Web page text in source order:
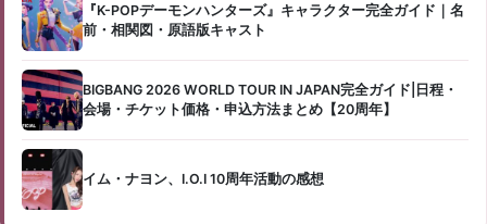
『K-POPデーモンハンターズ』キャラクター完全ガイド｜名
前・相関図・原語版キャスト
BIGBANG 2026 WORLD TOUR IN JAPAN完全ガイド|日程・
会場・チケット価格・申込方法まとめ【20周年】
イム・ナヨン、I.O.I 10周年活動の感想